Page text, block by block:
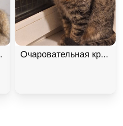
котик. В дар!,
Очаровательная